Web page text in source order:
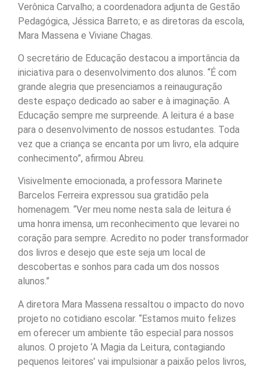
Verônica Carvalho; a coordenadora adjunta de Gestão
Pedagógica, Jéssica Barreto; e as diretoras da escola,
Mara Massena e Viviane Chagas.
O secretário de Educação destacou a importância da
iniciativa para o desenvolvimento dos alunos. “É com
grande alegria que presenciamos a reinauguração
deste espaço dedicado ao saber e à imaginação. A
Educação sempre me surpreende. A leitura é a base
para o desenvolvimento de nossos estudantes. Toda
vez que a criança se encanta por um livro, ela adquire
conhecimento”, afirmou Abreu.
Visivelmente emocionada, a professora Marinete
Barcelos Ferreira expressou sua gratidão pela
homenagem. “Ver meu nome nesta sala de leitura é
uma honra imensa, um reconhecimento que levarei no
coração para sempre. Acredito no poder transformador
dos livros e desejo que este seja um local de
descobertas e sonhos para cada um dos nossos
alunos.”
A diretora Mara Massena ressaltou o impacto do novo
projeto no cotidiano escolar. “Estamos muito felizes
em oferecer um ambiente tão especial para nossos
alunos. O projeto ‘A Magia da Leitura, contagiando
pequenos leitores’ vai impulsionar a paixão pelos livros,